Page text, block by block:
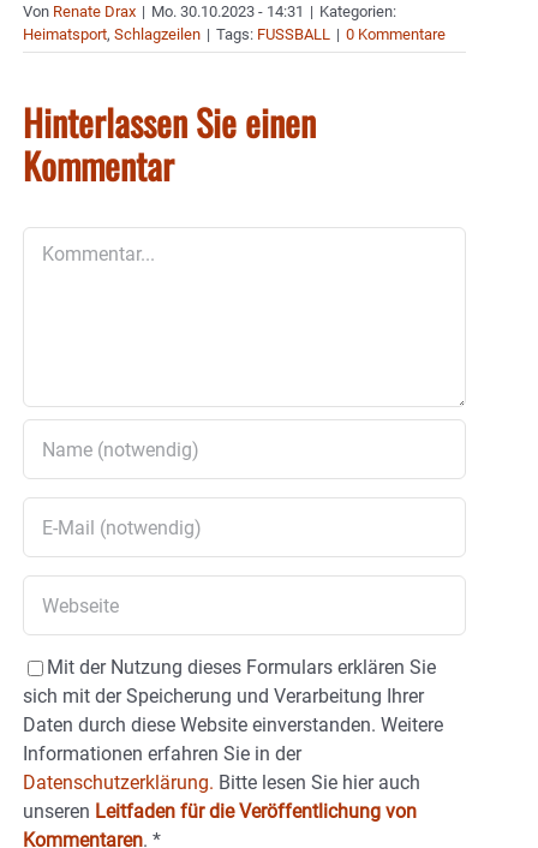
Von Renate Drax | Mo. 30.10.2023 - 14:31 | Kategorien:
Heimatsport, Schlagzeilen | Tags: FUSSBALL | 0 Kommentare
Hinterlassen Sie einen
Kommentar
Mit der Nutzung dieses Formulars erklären Sie
sich mit der Speicherung und Verarbeitung Ihrer
Daten durch diese Website einverstanden. Weitere
Informationen erfahren Sie in der
Datenschutzerklärung. Bitte lesen Sie hier auch
unseren Leitfaden für die Veröffentlichung von
Kommentaren. *